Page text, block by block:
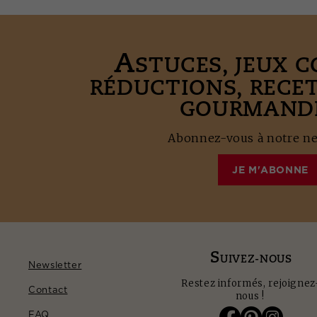
ASTUCES, JEUX
RÉDUCTIONS,
Abonnez-vous à notre
JE M'ABONNE
Newsletter
Contact
FAQ
SUIVEZ-NOUS
Restez informés,
nous !